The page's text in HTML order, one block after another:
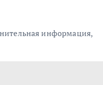
информация,